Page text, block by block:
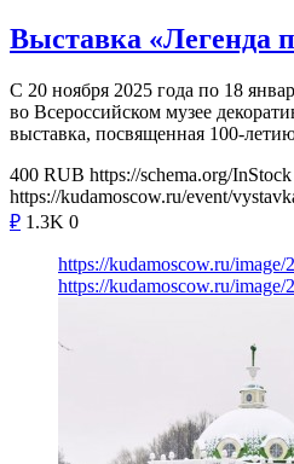
Выставка «Легенда
С 20 ноября 2025 года по 18
во Всероссийском музее
выставка, посвященная 100-
400 RUB https://schema.org/InStock
https://kudamoscow.ru/event/
₽ 1.3K 0
https://kudamoscow.ru/image/
https://kudamoscow.ru/image/